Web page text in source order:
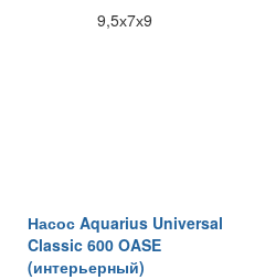
9,5х7х9
Насос Aquarius Universal
Classic 600 OASE
(интерьерный)